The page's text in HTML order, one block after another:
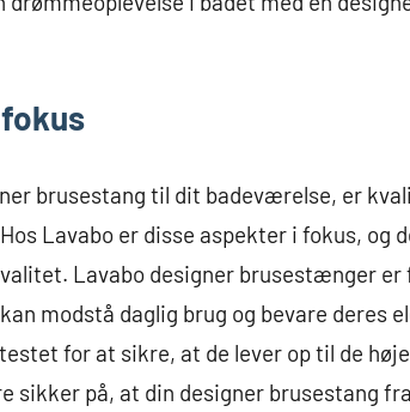
brusestang til dit badeværelse, er
Lavabo er disse aspekter i fokus, og
Lavabo designer brusestænger
modstå daglig brug og bevare deres
for at sikre, at de lever op til de
sikker på, at din designer brusestang